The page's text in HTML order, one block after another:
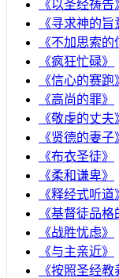
《以圣经祷告
《寻求神的旨
《不加思索的
《疯狂忙碌》
《信心的赛跑
《高尚的罪》
《敬虔的丈夫
《贤德的妻子
《布衣圣徒》
《柔和谦卑》
《释经式听道
《基督徒品格
《战胜忧虑》
《与主亲近》
《按照圣经教